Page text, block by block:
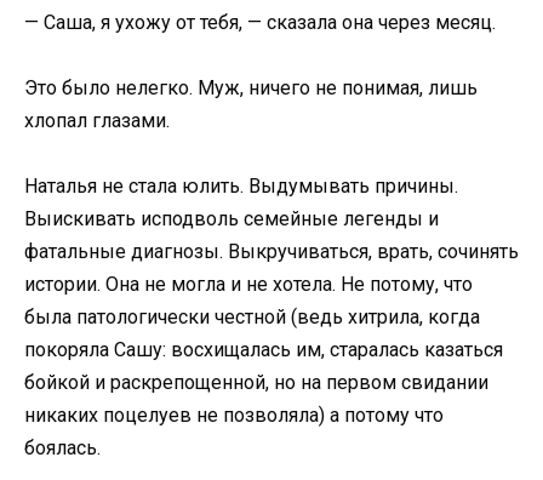
— Саша, я ухожу от тебя, — сказала она через месяц.
Это было нелегко. Муж, ничего не понимая, лишь
хлопал глазами.
Наталья не стала юлить. Выдумывать причины.
Выискивать исподволь семейные легенды и
фатальные диагнозы. Выкручиваться, врать, сочинять
истории. Она не могла и не хотела. Не потому, что
была патологически честной (ведь хитрила, когда
покоряла Сашу: восхищалась им, старалась казаться
бойкой и раскрепощенной, но на первом свидании
никаких поцелуев не позволяла) а потому что
боялась.